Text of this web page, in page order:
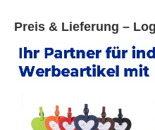
Preis & Lieferung –